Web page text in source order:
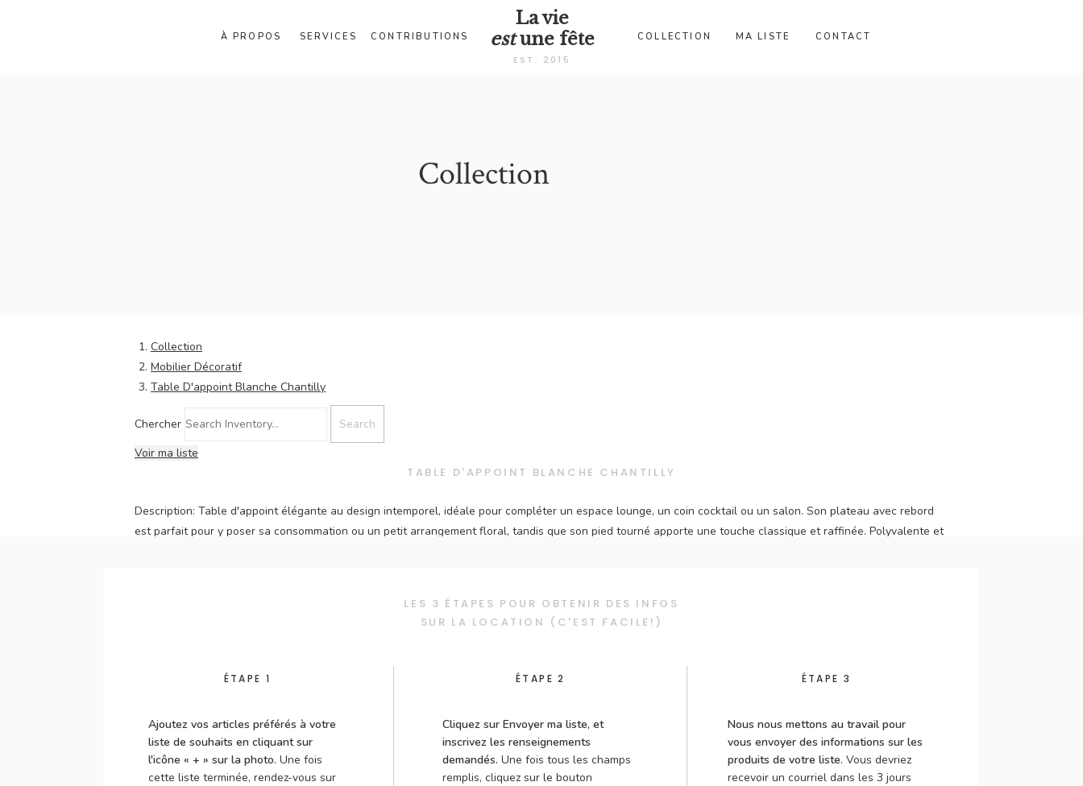
À PROPOS CONTRIBUTIONS
SERVICES MA LISTE
COLLECTION CONTACT
La vie
estune fête
EST. 2015
Collection
Collection
Mobilier Décoratif
Table D'appoint Blanche Chantilly
Chercher
Voir ma liste
TABLE D'APPOINT BLANCHE CHANTILLY
Description: Table d'appoint élégante au design intemporel, idéale pour compléter un espace lounge, un coin cocktail ou un salon. Son plateau avec rebord
est parfait pour y poser sa consommation ou un petit arrangement floral, tandis que son pied tourné apporte une touche classique et raffinée. Polyvalente et
Ajoutez vos articles préférés à votre
liste de souhaits en cliquant sur
l'icône « + » sur la photo. Une fois
cette liste terminée, rendez-vous sur
ÉTAPE 1
Cliquez sur Envoyer ma liste, et
inscrivez les renseignements
demandés. Une fois tous les champs
remplis, cliquez sur le bouton
ÉTAPE 2
Nous nous mettons au travail pour
vous envoyer des informations sur les
produits de votre liste. Vous devriez
recevoir un courriel dans les 3 jours
ÉTAPE 3
LES 3 ÉTAPES POUR OBTENIR DES INFOS
SUR LA LOCATION (C'EST FACILE!)